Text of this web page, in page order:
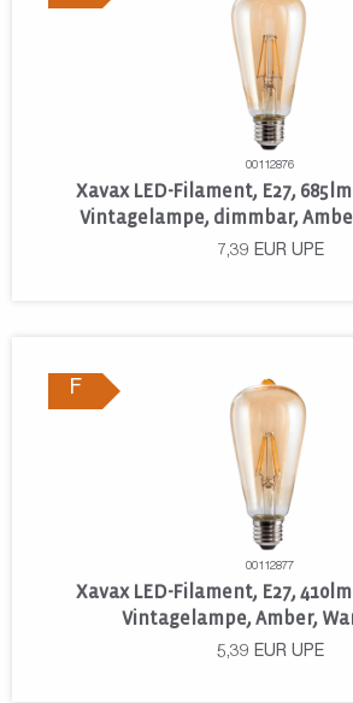
00112876
Xavax LED-Filament, E27,
Vintagelampe, dimmbar,
7,39 EUR UPE
F
00112877
Xavax LED-Filament, E27,
Vintagelampe, Amber,
5,39 EUR UPE